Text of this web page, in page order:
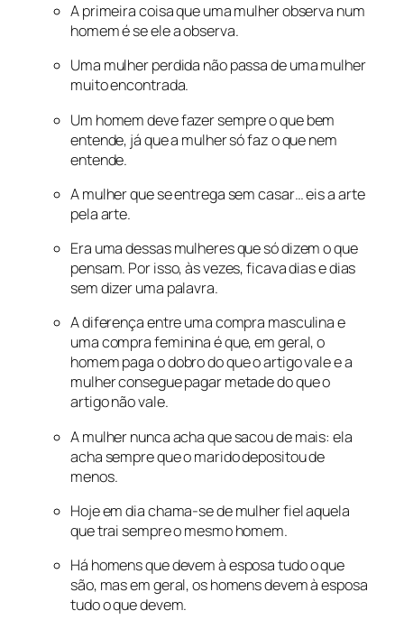
A primeira coisa que uma mulher observa num
homem é se ele a observa.
Uma mulher perdida não passa de uma mulher
muito encontrada.
Um homem deve fazer sempre o que bem
entende, já que a mulher só faz o que nem
entende.
A mulher que se entrega sem casar… eis a arte
pela arte.
Era uma dessas mulheres que só dizem o que
pensam. Por isso, às vezes, ficava dias e dias
sem dizer uma palavra.
A diferença entre uma compra masculina e
uma compra feminina é que, em geral, o
homem paga o dobro do que o artigo vale e a
mulher consegue pagar metade do que o
artigo não vale.
A mulher nunca acha que sacou de mais: ela
acha sempre que o marido depositou de
menos.
Hoje em dia chama-se de mulher fiel aquela
que trai sempre o mesmo homem.
Há homens que devem à esposa tudo o que
são, mas em geral, os homens devem à esposa
tudo o que devem.